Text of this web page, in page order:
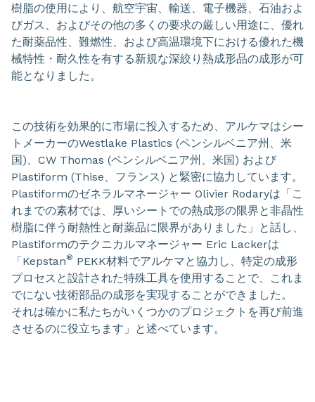
樹脂の使用により、航空宇宙、輸送、電子機器、石油およ
びガス、およびその他の多くの要求の厳しい用途に、優れ
た耐薬品性、難燃性、および高温環境下における優れた機
械特性・耐久性を有する新規な深絞り熱成形品の成形が可
能となりました。
この技術を効果的に市場に投入するため、アルケマはシー
トメーカーのWestlake Plastics (ペンシルベニア州、米
国)、CW Thomas (ペンシルベニア州、米国) および
Plastiform (Thise、フランス) と緊密に協力しています。
Plastiformのゼネラルマネージャー Olivier Rodaryは「こ
れまでの素材では、厚いシートでの熱成形の限界と非晶性
樹脂に伴う耐熱性と耐薬品に限界がありました」と話し、
Plastiformのテクニカルマネージャー Eric Lackerは
「Kepstan® PEKK材料でアルケマと協力し、特定の成形
プロセスと設計された特殊工具を使用することで、これま
でにない技術部品の成形を実現することができました。
それは確かに私たちがいくつかのプロジェクトを再び前進
させるのに役立ちます」と述べています。